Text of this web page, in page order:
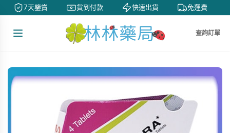
7天鑒賞 貨到付款 快速出貨 免運費
查詢訂單